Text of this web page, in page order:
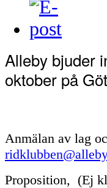
Alleby bjuder
oktober på
Anmälan av lag
Proposition, (Ej